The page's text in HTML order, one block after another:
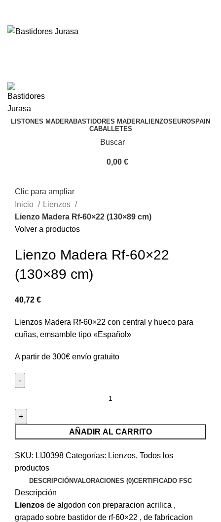
LISTONES MADERABASTIDORES MADERALIENZOS EUROSPAIN
CABALLETES
Buscar
0,00 €
Clic para ampliar
Inicio
Lienzos
Lienzo Madera Rf-60×22 (130×89 cm)
Volver a productos
Lienzo Madera Rf-60×22
(130×89 cm)
40,72 €
Lienzos Madera Rf-60×22 con central y hueco para
cuñas, emsamble tipo «Español»
A partir de 300€ envío gratuito
AÑADIR AL CARRITO
SKU: LIJ0398 Categorías: Lienzos, Todos los
productos
DESCRIPCIÓNVALORACIONES (0)CERTIFICADO FSC
Descripción
Lienzos de algodon con preparacion acrilica ,
grapado sobre bastidor de rf-60×22 , de fabricacion